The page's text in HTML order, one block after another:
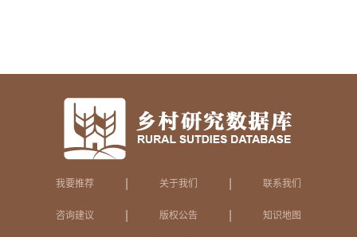
我要推荐 关于我们 联系我们
咨询建议 版权公告 知识地图